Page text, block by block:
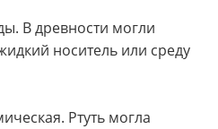
В древности могли
носитель или среду
Ртуть могла